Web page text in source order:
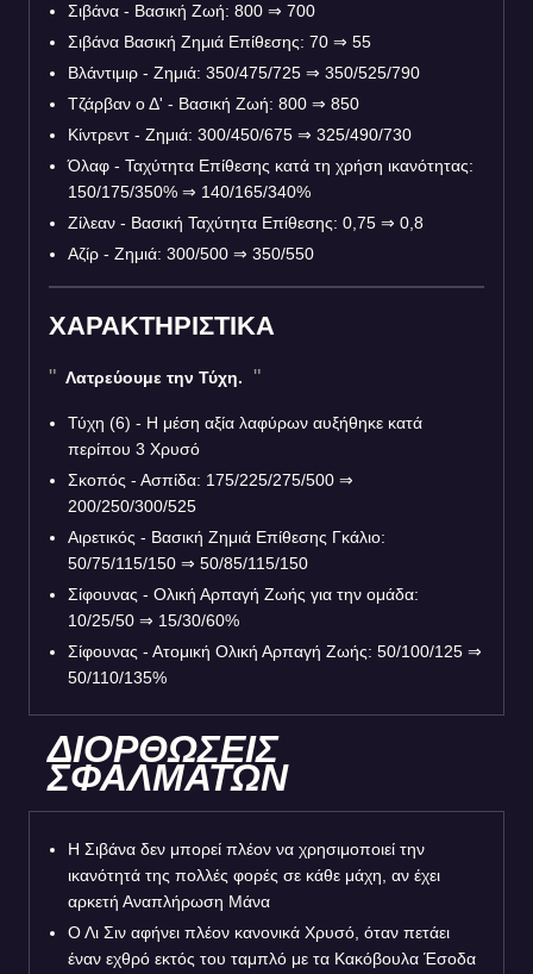
Σιβάνα - Βασική Ζωή: 800 ⇒ 700
Σιβάνα Βασική Ζημιά Επίθεσης: 70 ⇒ 55
Βλάντιμιρ - Ζημιά: 350/475/725 ⇒ 350/525/790
Τζάρβαν ο Δ' - Βασική Ζωή: 800 ⇒ 850
Κίντρεντ - Ζημιά: 300/450/675 ⇒ 325/490/730
Όλαφ - Ταχύτητα Επίθεσης κατά τη χρήση ικανότητας:
150/175/350% ⇒ 140/165/340%
Ζίλεαν - Βασική Ταχύτητα Επίθεσης: 0,75 ⇒ 0,8
Αζίρ - Ζημιά: 300/500 ⇒ 350/550
ΧΑΡΑΚΤΗΡΙΣΤΙΚΑ
Λατρεύουμε την Τύχη.
Τύχη (6) - Η μέση αξία λαφύρων αυξήθηκε κατά
περίπου 3 Χρυσό
Σκοπός - Ασπίδα: 175/225/275/500 ⇒
200/250/300/525
Αιρετικός - Βασική Ζημιά Επίθεσης Γκάλιο:
50/75/115/150 ⇒ 50/85/115/150
Σίφουνας - Ολική Αρπαγή Ζωής για την ομάδα:
10/25/50 ⇒ 15/30/60%
Σίφουνας - Ατομική Ολική Αρπαγή Ζωής: 50/100/125 ⇒
50/110/135%
ΔΙΟΡΘΩΣΕΙΣ
ΣΦΑΛΜΑΤΩΝ
Η Σιβάνα δεν μπορεί πλέον να χρησιμοποιεί την
ικανότητά της πολλές φορές σε κάθε μάχη, αν έχει
αρκετή Αναπλήρωση Μάνα
Ο Λι Σιν αφήνει πλέον κανονικά Χρυσό, όταν πετάει
έναν εχθρό εκτός του ταμπλό με τα Κακόβουλα Έσοδα